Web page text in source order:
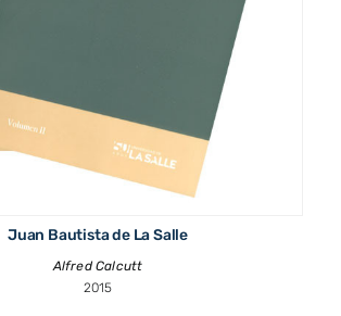
Juan Bautista de La Salle
Alfred Calcutt
2015